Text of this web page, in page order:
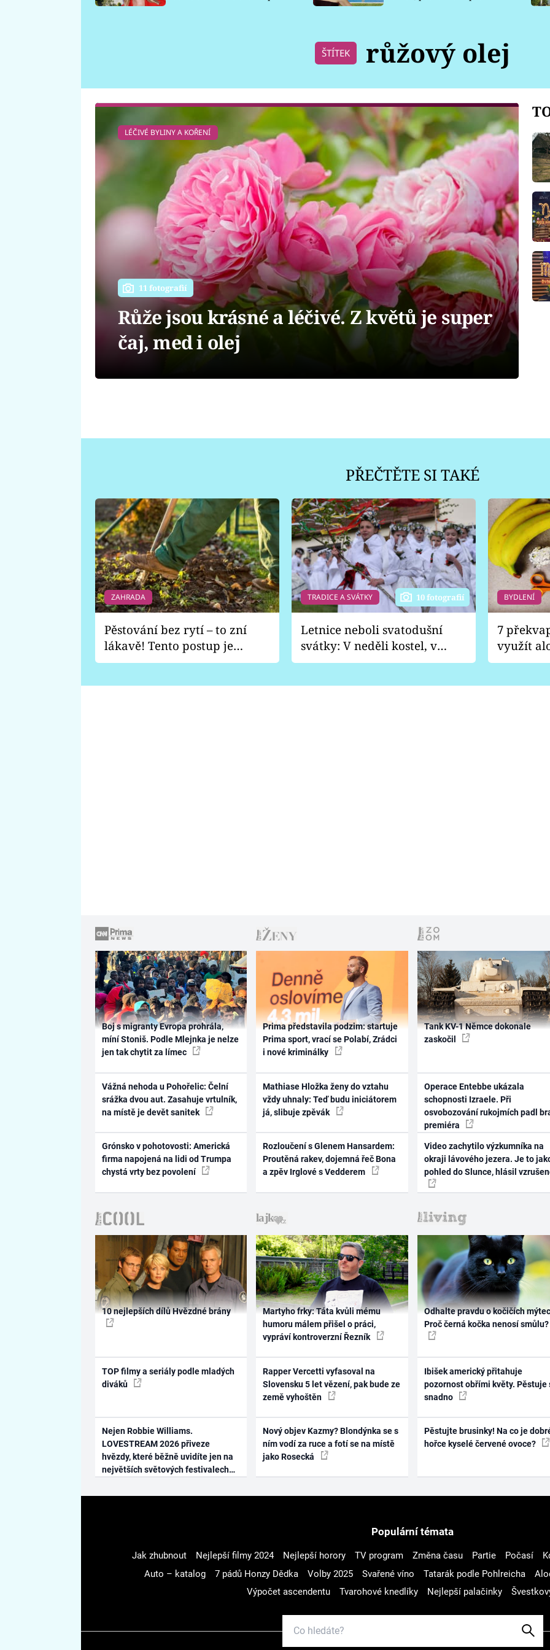
ŠTÍTEK růžový olej
LÉČIVÉ BYLINY A KOŘENÍ
11 fotografií
Růže jsou krásné a léčivé. Z květů je super
čaj, med i olej
PŘEČTĚTE SI TAKÉ
ZAHRADA
Pěstování bez rytí – to zní
lákavě! Tento postup je
vhodný jen pro některé
TRADICE A SVÁTKY 10 fotografií
Letnice neboli svatodušní
svátky: V neděli kostel, v
pondělí zábava
BYDLENÍ
7
využít
Boj s migranty Evropa prohrála,
míní Stoniš. Podle Mlejnka je nelze
jen tak chytit za límec
Vážná nehoda u Pohořelic: Čelní
srážka dvou aut. Zasahuje vrtulník,
na místě je devět sanitek
Grónsko v pohotovosti: Americká
firma napojená na lidi od Trumpa
chystá vrty bez povolení
Prima představila podzim: startuje
Prima sport, vrací se Polabí, Zrádci
i nové kriminálky
Mathiase Hložka ženy do vztahu
vždy uhnaly: Teď budu iniciátorem
já, slibuje zpěvák
Rozloučení s Glenem Hansardem:
Proutěná rakev, dojemná řeč Bona
a zpěv Irglové s Vedderem
Tank KV-1 Němce dokonale
zaskočil
Operace Entebbe ukázala
schopnosti Izraele. Při
osvobozování rukojmích padl
premiéra
Video zachytilo výzkumníka na
okraji lávového jezera. Je to
pohled do Slunce, hlásil
10 nejlepších dílů Hvězdné brány
TOP filmy a seriály podle mladých
diváků
Nejen Robbie Williams.
LOVESTREAM 2026 přiveze
hvězdy, které běžně uvidíte jen na
největších světových festivalech
Martyho frky: Táta kvůli mému
humoru málem přišel o práci,
vypráví kontroverzní Řezník
Rapper Vercetti vyfasoval na
Slovensku 5 let vězení, pak bude ze
země vyhoštěn
Nový objev Kazmy? Blondýnka se s
ním vodí za ruce a fotí se na místě
jako Rosecká
Odhalte pravdu o kočičích
Proč černá kočka nenosí smůlu?
Ibišek americký přitahuje
pozornost obřími květy. Pěstuje
snadno
Pěstujte brusinky! Na co je
hořce kyselé červené ovoce?
Populární témata
Jak zhubnout Nejlepší filmy 2024 Nejlepší horory TV program Změna času Partie Počasí
Auto – katalog
7 pádů Honzy Dědka Volby 2025 Svařené víno Tatarák podle Pohlreicha
Výpočet ascendentu
Tvarohové knedlíky Nejlepší palačinky